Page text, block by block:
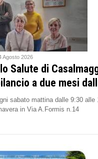
Agosto 2026
Salute di
a due mesi
sabato mattina dalle 9:30 alle
in Via A.Formis n.14